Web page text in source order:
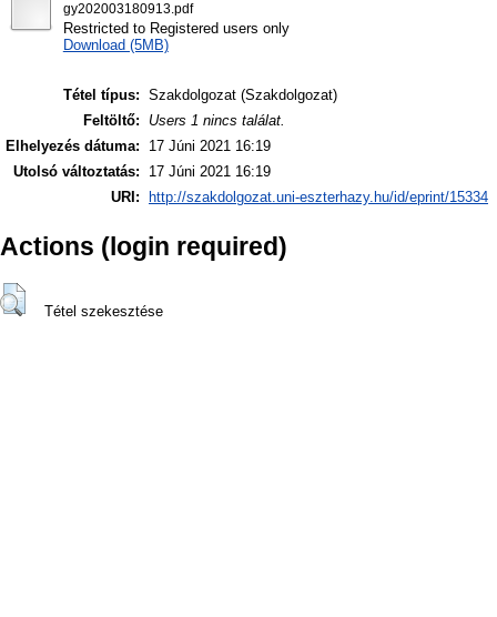
gy202003180913.pdf
Restricted to Registered users only
Download (5MB)
Tétel típus: Szakdolgozat (Szakdolgozat)
Feltöltő:
Users 1 nincs találat.
Elhelyezés dátuma:
17 Júni 2021 16:19
Utolsó változtatás:
17 Júni 2021 16:19
URI:
http://szakdolgozat.uni-eszterhazy.hu/id/eprint/15334
Actions (login required)
Tétel szekesztése